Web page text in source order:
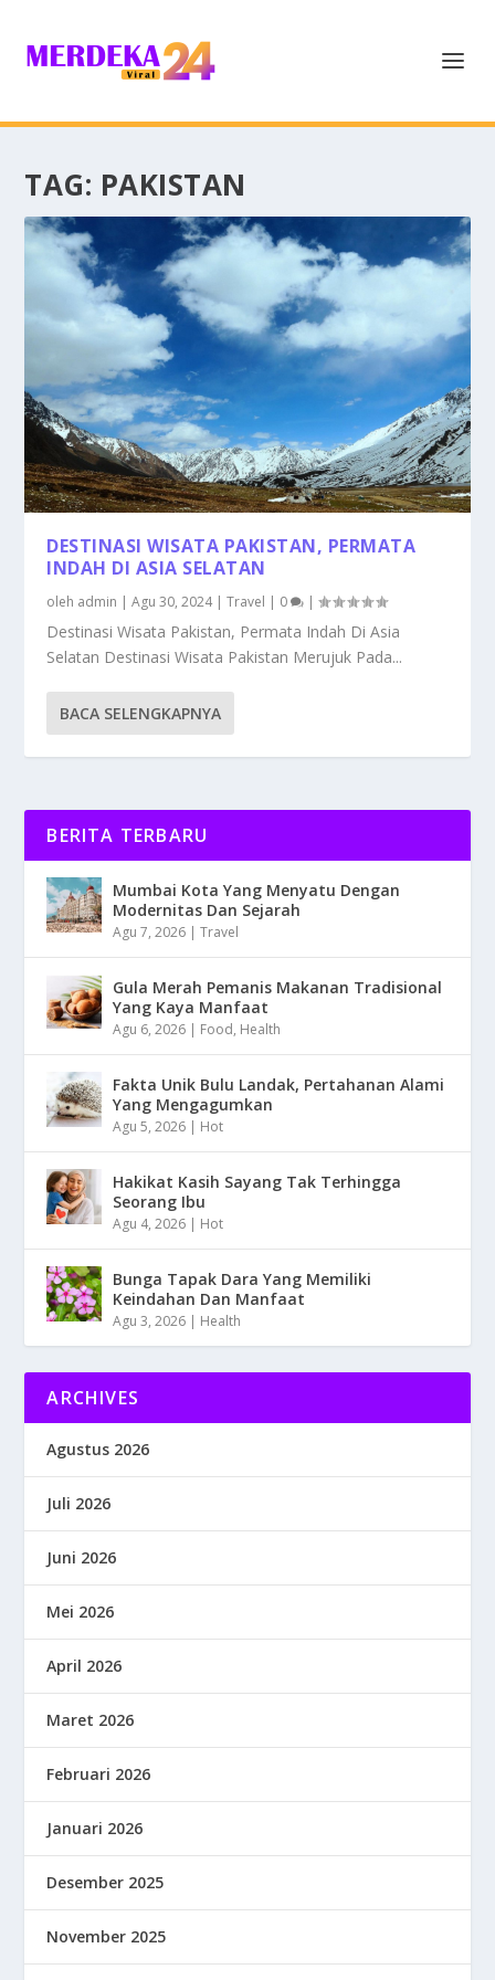
TAG: PAKISTAN
DESTINASI WISATA PAKISTAN, PERMATA
INDAH DI ASIA SELATAN
oleh admin |Agu 30, 2024|Travel | 0 |
Destinasi Wisata Pakistan, Permata Indah Di Asia
Selatan Destinasi Wisata Pakistan Merujuk Pada...
BACA SELENGKAPNYA
BERITA TERBARU
Mumbai Kota Yang Menyatu Dengan
Modernitas Dan Sejarah
Agu 7, 2026 |Travel
Gula Merah Pemanis Makanan Tradisional
Yang Kaya Manfaat
Agu 6, 2026 | Food, Health
Fakta Unik Bulu Landak, Pertahanan Alami
Yang Mengagumkan
Agu 5, 2026 | Hot
Hakikat Kasih Sayang Tak Terhingga
Seorang Ibu
Agu 4, 2026 | Hot
Bunga Tapak Dara Yang Memiliki
Keindahan Dan Manfaat
Agu 3, 2026 | Health
ARCHIVES
Agustus 2026
Juli 2026
Juni 2026
Mei 2026
April 2026
Maret 2026
Februari 2026
Januari 2026
Desember 2025
November 2025